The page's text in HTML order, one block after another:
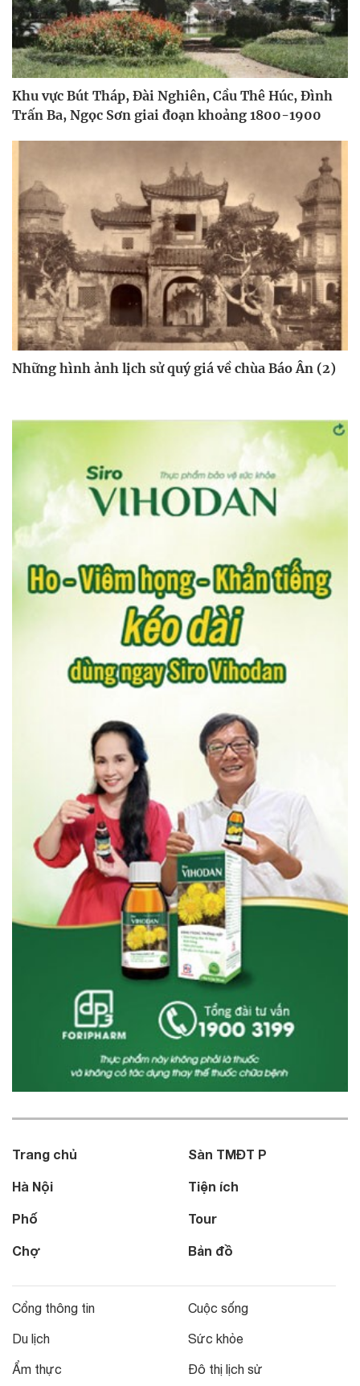
Khu vực Bút Tháp, Đài Nghiên, Cầu Thê Húc, Đình
Trấn Ba, Ngọc Sơn giai đoạn khoảng 1800-1900
Những hình ảnh lịch sử quý giá về chùa Báo Ân (2)
Trang chủ
Hà Nội
Phố
Chợ
Sàn TMĐT P
Tiện ích
Tour
Bản đồ
Cổng thông tin
Du lịch
Ẩm thực
Cuộc sống
Sức khỏe
Đô thị lịch sử